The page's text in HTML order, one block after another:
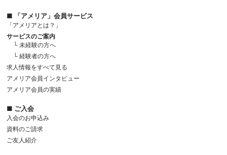
■ 「アメリア」会員サービス
「アメリアとは？」
サービスのご案内
└ 未経験の方へ
└ 経験者の方へ
求人情報をすべて見る
アメリア会員インタビュー
アメリア会員の実績
■ ご入会
入会のお申込み
資料のご請求
ご友人紹介